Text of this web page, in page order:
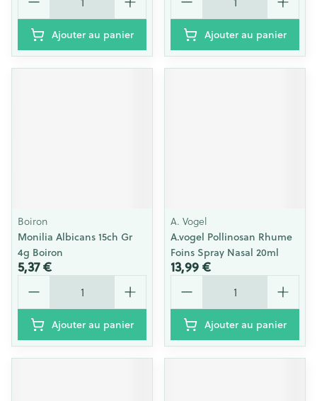
Ajouter au panier Ajouter au panier
Boiron
Monilia Albicans 15ch Gr
4g Boiron
5,37 €
Quantité
Ajouter au panier
A. Vogel
A.vogel Pollinosan Rhume
Foins Spray Nasal 20ml
13,99 €
Quantité
Ajouter au panier